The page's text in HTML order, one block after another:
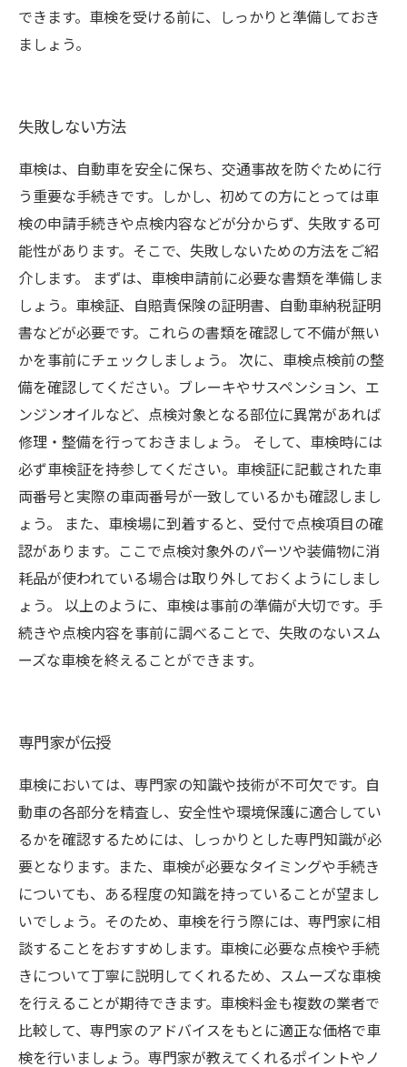
できます。車検を受ける前に、しっかりと準備しておき
ましょう。
失敗しない方法
車検は、自動車を安全に保ち、交通事故を防ぐために行
う重要な手続きです。しかし、初めての方にとっては車
検の申請手続きや点検内容などが分からず、失敗する可
能性があります。そこで、失敗しないための方法をご紹
介します。 まずは、車検申請前に必要な書類を準備しま
しょう。車検証、自賠責保険の証明書、自動車納税証明
書などが必要です。これらの書類を確認して不備が無い
かを事前にチェックしましょう。 次に、車検点検前の整
備を確認してください。ブレーキやサスペンション、エ
ンジンオイルなど、点検対象となる部位に異常があれば
修理・整備を行っておきましょう。 そして、車検時には
必ず車検証を持参してください。車検証に記載された車
両番号と実際の車両番号が一致しているかも確認しまし
ょう。 また、車検場に到着すると、受付で点検項目の確
認があります。ここで点検対象外のパーツや装備物に消
耗品が使われている場合は取り外しておくようにしまし
ょう。 以上のように、車検は事前の準備が大切です。手
続きや点検内容を事前に調べることで、失敗のないスム
ーズな車検を終えることができます。
専門家が伝授
車検においては、専門家の知識や技術が不可欠です。自
動車の各部分を精査し、安全性や環境保護に適合してい
るかを確認するためには、しっかりとした専門知識が必
要となります。また、車検が必要なタイミングや手続き
についても、ある程度の知識を持っていることが望まし
いでしょう。そのため、車検を行う際には、専門家に相
談することをおすすめします。車検に必要な点検や手続
きについて丁寧に説明してくれるため、スムーズな車検
を行えることが期待できます。車検料金も複数の業者で
比較して、専門家のアドバイスをもとに適正な価格で車
検を行いましょう。専門家が教えてくれるポイントやノ